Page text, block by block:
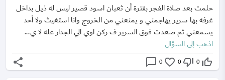
حلمت بعد صلاة الفجر بفترة أن ثعبان اسود قصير ليس له ذيل بداخل
غرفه بها سرير يهاجمني و يمنعني من الخروج وانا استغيث ولا أحد
يسمعني ثم صعدت فوق السرير ف ركن اوي الي الجدار عله لا ي...
اذهب إلى السؤال
thumb_up_off_alt
0
thumb_down_off_alt
0
favorite_border
0
chat_bubble_outline
share